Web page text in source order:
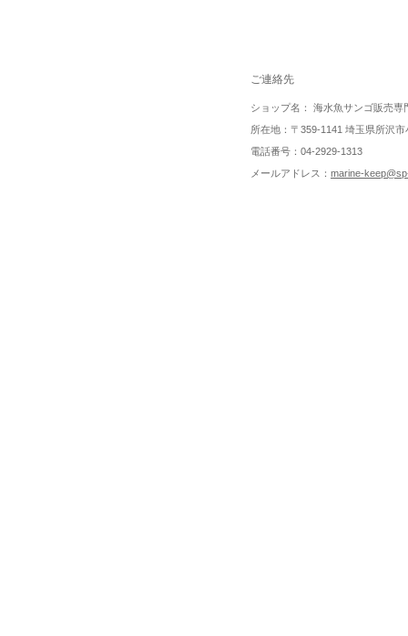
ご連絡先
ショップ名： 海水魚サンゴ販売
所在地：〒359-1141 埼玉県所沢
電話番号：04-2929-1313
メールアドレス： marine-